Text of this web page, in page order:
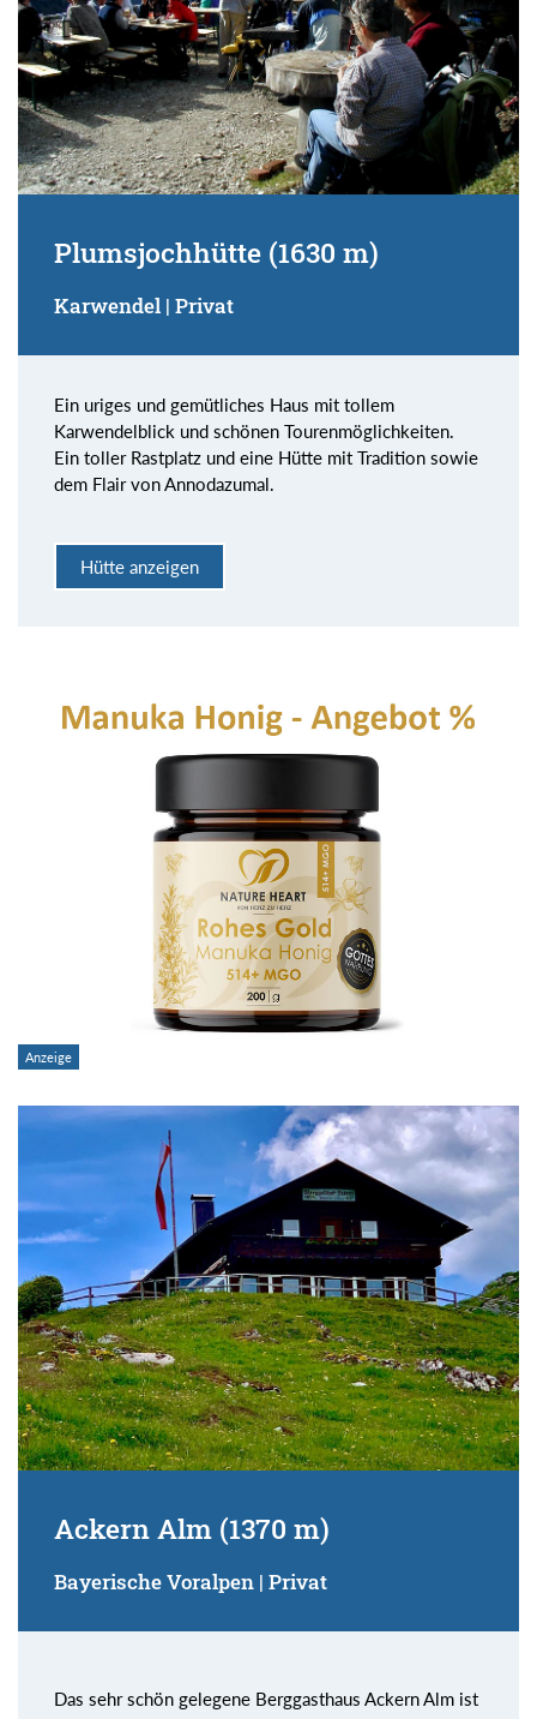
Plumsjochhütte (1630 m)
Karwendel | Privat
Ein uriges und gemütliches Haus mit tollem
Karwendelblick und schönen Tourenmöglichkeiten.
Ein toller Rastplatz und eine Hütte mit Tradition sowie
dem Flair von Annodazumal.
Hütte anzeigen
Ackern Alm (1370 m)
Bayerische Voralpen | Privat
Das sehr schön gelegene Berggasthaus Ackern Alm ist